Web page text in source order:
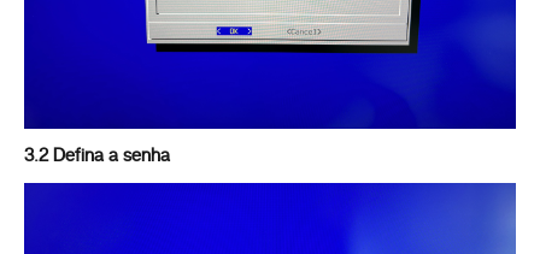
3.2 Defina a senha